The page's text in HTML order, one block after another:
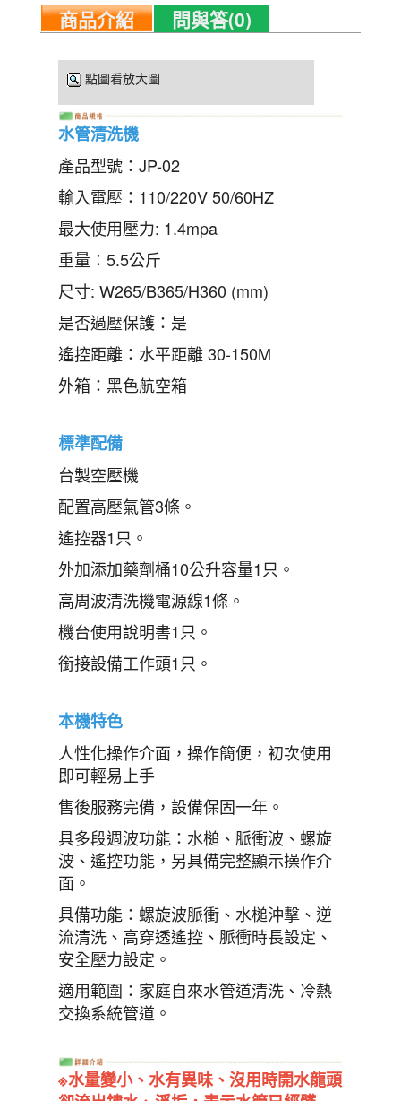
商品介紹 問與答(0)
點圖看放大圖
水管清洗機
產品型號：JP-02
輸入電壓：110/220V 50/60HZ
最大使用壓力: 1.4mpa
重量：5.5公斤
尺寸: W265/B365/H360 (mm)
是否過壓保護：是
遙控距離：水平距離 30-150M
外箱：黑色航空箱
標準配備
台製空壓機
配置高壓氣管3條。
遙控器1只。
外加添加藥劑桶10公升容量1只。
高周波清洗機電源線1條。
機台使用說明書1只。
銜接設備工作頭1只。
本機特色
人性化操作介面，操作簡便，初次使用
即可輕易上手
售後服務完備，設備保固一年。
具多段週波功能：水槌、脈衝波、螺旋
波、遙控功能，另具備完整顯示操作介
面。
具備功能：螺旋波脈衝、水槌沖擊、逆
流清洗、高穿透遙控、脈衝時長設定、
安全壓力設定。
適用範圍：家庭自來水管道清洗、冷熱
交換系統管道。
※水量變小、水有異味、沒用時開水龍頭